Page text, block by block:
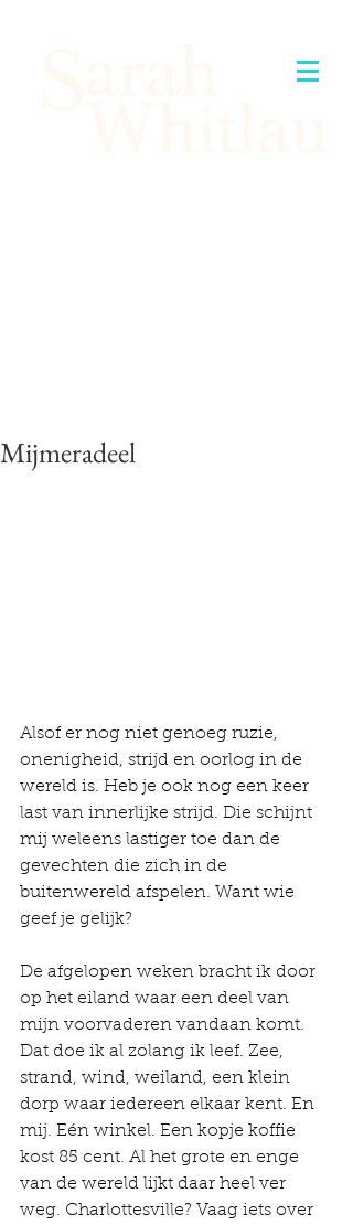
Mijmeradeel
Alsof er nog niet genoeg ruzie,
onenigheid, strijd en oorlog in de
wereld is. Heb je ook nog een keer
last van innerlijke strijd. Die schijnt
mij weleens lastiger toe dan de
gevechten die zich in de
buitenwereld afspelen. Want wie
geef je gelijk?
De afgelopen weken bracht ik door
op het eiland waar een deel van
mijn voorvaderen vandaan komt.
Dat doe ik al zolang ik leef. Zee,
strand, wind, weiland, een klein
dorp waar iedereen elkaar kent. En
mij. Eén winkel. Een kopje koffie
kost 85 cent. Al het grote en enge
van de wereld lijkt daar heel ver
weg. Charlottesville? Vaag iets over